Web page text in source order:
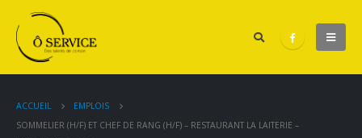
ACCUEIL
EMPLOIS
SOMMELIER (H/F) ET CHEF DE RANG (H/F) – RESTAURANT LA LAITERIE –